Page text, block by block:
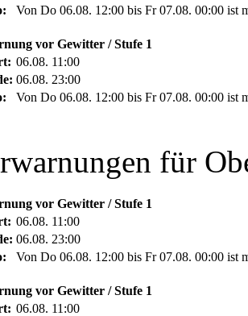
Von Do 06.08. 12:00 bis Fr 07.08. 00:00 ist
vor Gewitter / Stufe 1
06.08. 11:00
06.08. 23:00
Von Do 06.08. 12:00 bis Fr 07.08. 00:00 ist
für
vor Gewitter / Stufe 1
06.08. 11:00
06.08. 23:00
Von Do 06.08. 12:00 bis Fr 07.08. 00:00 ist
vor Gewitter / Stufe 1
06.08. 11:00